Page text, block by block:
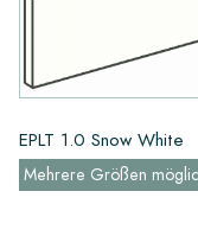
EPLT 1.0 Snow White
Mehrere Größen